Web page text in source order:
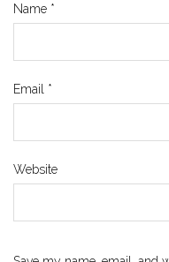
Name *
Email *
Website